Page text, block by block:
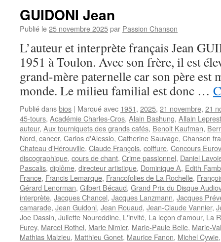
GUIDONI Jean
Publié le25 novembre 2025par Passion Chanson
L’auteur et interprète français Jean
1951 à Toulon. Avec son frère, il est
grand-mère paternelle car son père est
monde. Le milieu familial est donc …
Publié dansbios | Marqué avec 1951, 2025, 21 novembre, 21
45-tours, Académie Charles-Cros, Alain Bashung, Allain Leprest
auteur, Aux tourniquets des grands cafés, Benoit Kaufman,
Nord, cancer, Carlos d'Alessio, Catherine Sauvage, Chanson
Chateau d'Hérouville, Claude François, coiffure, Concours
discographique, cours de chant, Crime passionnel, Daniel
Pascalis, diplôme, directeur artistique, Dominique A, Edith
France, Francis Lemarque, Francofolies de La Rochelle,
Gérard Lenorman, Gilbert Bécaud, Grand Prix du Disque
interprète, Jacques Chancel, Jacques Lanzmann, Jacques
camarade, Jean Guidoni, Jean Rouaud, Jean-Claude Vannier,
Joe Dassin, Juliette Noureddine, L'invité, La leçon d'amour, La
Furey, Marcel Rothel, Marie Nimier, Marie-Paule Belle, Marie-
Mathias Malzieu, Matthieu Gonet, Maurice Fanon, Michel Cywie